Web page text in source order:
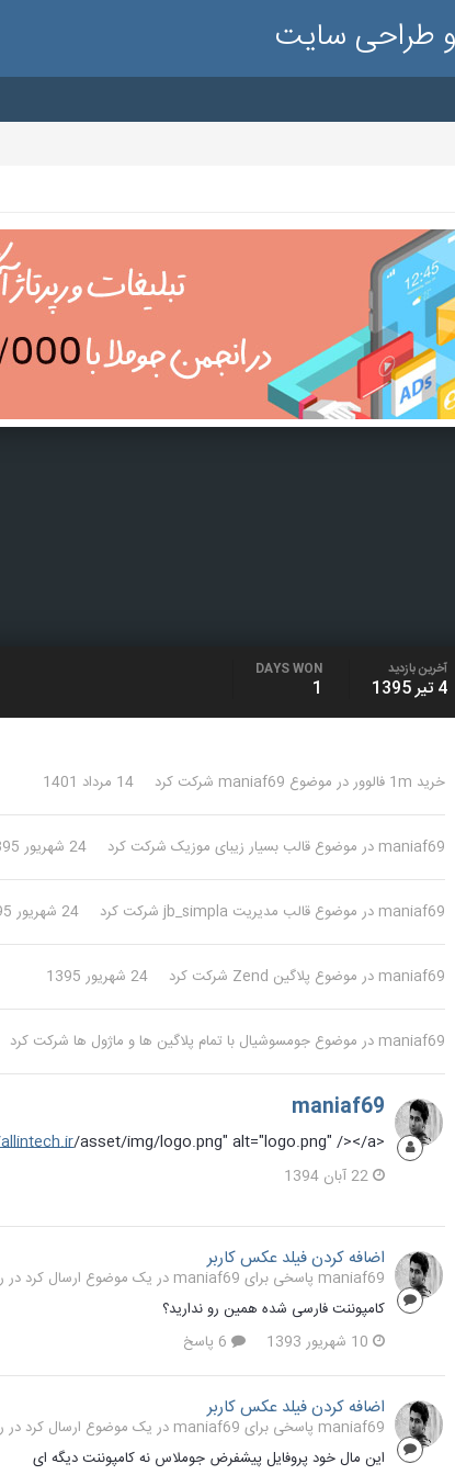
طراحی سایت
آخرین بازدید
4 تیر 1395
DAYS WON
1
خرید 1m فالوور در موضوع maniaf69 شرکت کرد 14 مرداد 1401
maniaf69 در موضوع قالب بسیار زیبای موزیک شرکت کرد 24 شهریور 1395
maniaf69 در موضوع قالب مدیریت jb_simpla شرکت کرد 24 شهریور 1395
maniaf69 در موضوع پلاگین Zend شرکت کرد 24 شهریور 1395
maniaf69 در موضوع جومسوشیال با تمام پلاگین ها و ماژول ها شرکت کرد
maniaf69
<a href="
/asset/img/logo.png" alt="logo.png" /></a>
22 آبان 1394
اضافه کردن فیلد عکس کاربر
maniaf69 پاسخی برای maniaf69 در یک موضوع ارسال کرد در
کامپوننت فارسی شده همین رو ندارید؟
10 شهریور 1393
اضافه کردن فیلد عکس کاربر
maniaf69 پاسخی برای maniaf69 در یک موضوع ارسال کرد در
این مال خود پروفایل پیشفرض جوملاس نه کامپوننت دیگه ای